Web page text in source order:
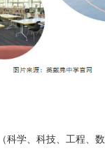
科学、科技、工程、